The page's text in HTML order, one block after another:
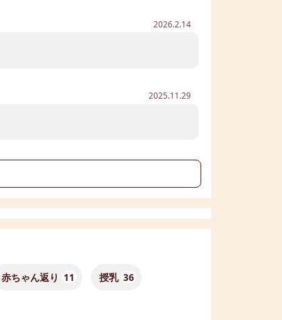
2026.2.14
2025.11.29
赤ちゃん返り 11 授乳 36